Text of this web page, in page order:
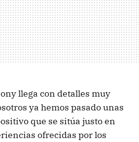
llega con detalles muy
ya hemos pasado unas
que se sitúa justo en
ofrecidas por los